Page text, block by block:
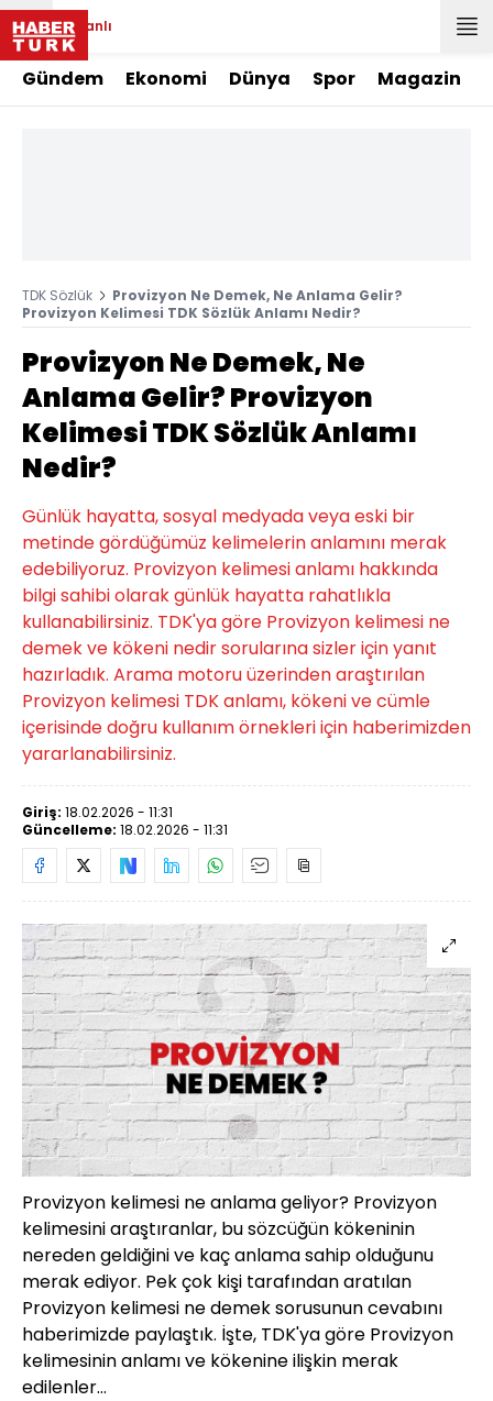
Canlı
Gündem Ekonomi Dünya Spor Magazin
TDK Sözlük
Provizyon Ne Demek, Ne Anlama Gelir?
Provizyon Kelimesi TDK Sözlük Anlamı Nedir?
Provizyon Ne Demek, Ne
Anlama Gelir? Provizyon
Kelimesi TDK Sözlük Anlamı
Nedir?
Günlük hayatta, sosyal medyada veya eski bir
metinde gördüğümüz kelimelerin anlamını merak
edebiliyoruz. Provizyon kelimesi anlamı hakkında
bilgi sahibi olarak günlük hayatta rahatlıkla
kullanabilirsiniz. TDK'ya göre Provizyon kelimesi ne
demek ve kökeni nedir sorularına sizler için yanıt
hazırladık. Arama motoru üzerinden araştırılan
Provizyon kelimesi TDK anlamı, kökeni ve cümle
içerisinde doğru kullanım örnekleri için haberimizden
yararlanabilirsiniz.
Giriş: 18.02.2026 - 11:31
Güncelleme: 18.02.2026 - 11:31
Provizyon kelimesi ne anlama geliyor? Provizyon
kelimesini araştıranlar, bu sözcüğün kökeninin
nereden geldiğini ve kaç anlama sahip olduğunu
merak ediyor. Pek çok kişi tarafından aratılan
Provizyon kelimesi ne demek sorusunun cevabını
haberimizde paylaştık. İşte, TDK'ya göre Provizyon
kelimesinin anlamı ve kökenine ilişkin merak
edilenler...